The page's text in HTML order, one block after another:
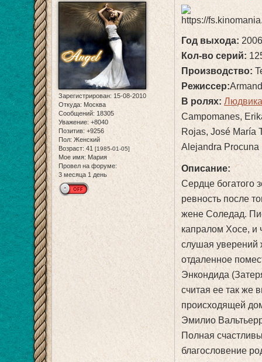
Зарегистрирован: 15-08-2010
Откуда: Москва
Сообщений: 18305
Уважение: +8040
Позитив: +9256
Пол: Женский
Возраст: 41 [1985-01-05]
Мое имя: Мария
Провел на форуме:
3 месяца 1 день
Год выхода:
Кол-во серий:
Производство:
Режиссер:
В ролях:
Campomanes,
Rojas, José María
Alejandra Procuna
Описание:
Сердце богатого
ревность после
жене Соледад.
капралом Хосе, и
слушая уверений
отдаленное
Энкондида
считая ее так же
происходящей
Эмилио
Полная
благословение